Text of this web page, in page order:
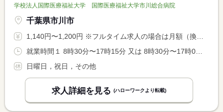
学校法人国際医療福祉大学 国際医療福祉大学市川総合病院
千葉県市川市
1,140円〜1,200円 ※フルタイム求人の場合は月額（換算額）、パート求人の場合は時間額を表示しています。
就業時間１ 8時30分〜17時15分 又は 8時30分〜17時00分の時間の間の6時間以上
日曜日，祝日，その他
求人詳細を見る (ハローワークより転載)